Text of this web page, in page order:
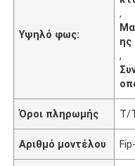
Υψηλό φως:
,
ης
,
Όροι πληρωμής T/
Αριθμό μοντέλου